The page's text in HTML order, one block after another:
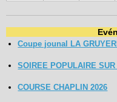
Coupe jounal LA
SOIREE POPULAIRE
COURSE CHAPLIN 2026